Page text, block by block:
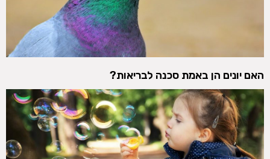
האם יונים הן באמת סכנה לבריאות?